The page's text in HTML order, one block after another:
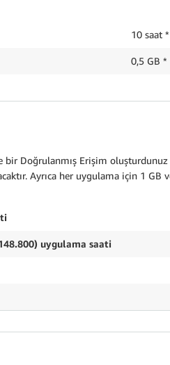
10 saat
0,5 GB
bir Doğrulanmış Erişim
Ayrıca her uygulama için 1
148.800) uygulama saati